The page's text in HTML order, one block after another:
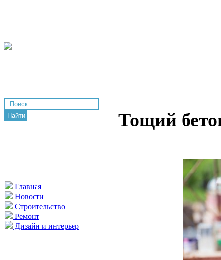
Найти
Главная
Новости
Строительство
Ремонт
Дизайн и интерьер
Тощий